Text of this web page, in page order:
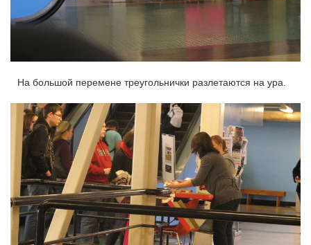
На большой перемене треугольнички разлетаются на ура.